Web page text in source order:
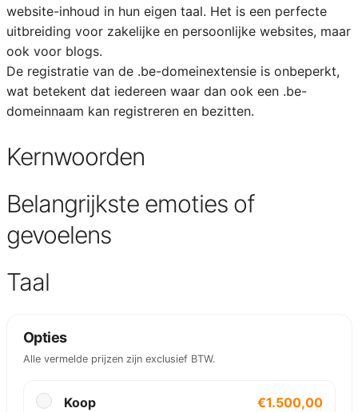
website-inhoud in hun eigen taal. Het is een perfecte
uitbreiding voor zakelijke en persoonlijke websites, maar
ook voor blogs.
De registratie van de .be-domeinextensie is onbeperkt,
wat betekent dat iedereen waar dan ook een .be-
domeinnaam kan registreren en bezitten.
Kernwoorden
Belangrijkste emoties of
gevoelens
Taal
Opties
Alle vermelde prijzen zijn exclusief BTW.
Koop €1.500,00